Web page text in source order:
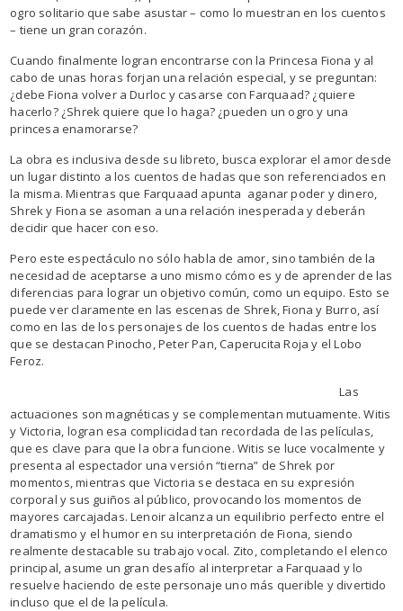
ogro solitario que sabe asustar – como lo muestran en los cuentos
– tiene un gran corazón.
Cuando finalmente logran encontrarse con la Princesa Fiona y al
cabo de unas horas forjan una relación especial, y se preguntan:
¿debe Fiona volver a Durloc y casarse con Farquaad? ¿quiere
hacerlo? ¿Shrek quiere que lo haga? ¿pueden un ogro y una
princesa enamorarse?
La obra es inclusiva desde su libreto, busca explorar el amor desde
un lugar distinto a los cuentos de hadas que son referenciados en
la misma. Mientras que Farquaad apunta aganar poder y dinero,
Shrek y Fiona se asoman a una relación inesperada y deberán
decidir que hacer con eso.
Pero este espectáculo no sólo habla de amor, sino también de la
necesidad de aceptarse a uno mismo cómo es y de aprender de las
diferencias para lograr un objetivo común, como un equipo. Esto se
puede ver claramente en las escenas de Shrek, Fiona y Burro, así
como en las de los personajes de los cuentos de hadas entre los
que se destacan Pinocho, Peter Pan, Caperucita Roja y el Lobo
Feroz.
Las
actuaciones son magnéticas y se complementan mutuamente. Witis
y Victoria, logran esa complicidad tan recordada de las películas,
que es clave para que la obra funcione. Witis se luce vocalmente y
presenta al espectador una versión “tierna” de Shrek por
momentos, mientras que Victoria se destaca en su expresión
corporal y sus guiños al público, provocando los momentos de
mayores carcajadas. Lenoir alcanza un equilibrio perfecto entre el
dramatismo y el humor en su interpretación de Fiona, siendo
realmente destacable su trabajo vocal. Zito, completando el elenco
principal, asume un gran desafío al interpretar a Farquaad y lo
resuelve haciendo de este personaje uno más querible y divertido
incluso que el de la película.